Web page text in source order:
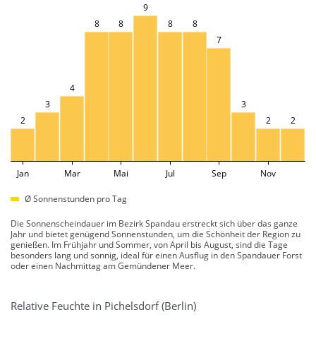
2
3
4
8 8
9
8
8
7
3
2
2
Jan Mar Mai Jul Sep Nov
Ø Sonnenstunden pro Tag
Die Sonnenscheindauer im Bezirk Spandau erstreckt sich über das ganze
Jahr und bietet genügend Sonnenstunden, um die Schönheit der Region zu
genießen. Im Frühjahr und Sommer, von April bis August, sind die Tage
besonders lang und sonnig, ideal für einen Ausflug in den Spandauer Forst
oder einen Nachmittag am Gemündener Meer.
Relative Feuchte in Pichelsdorf (Berlin)